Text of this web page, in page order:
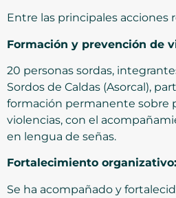
Entre las principales acciones
Formación y prevención de
20 personas sordas,
Sordos de Caldas (Asorcal),
formación permanente sobre
violencias, con el
en lengua de señas.
Fortalecimiento organizativo:
Se ha acompañado y